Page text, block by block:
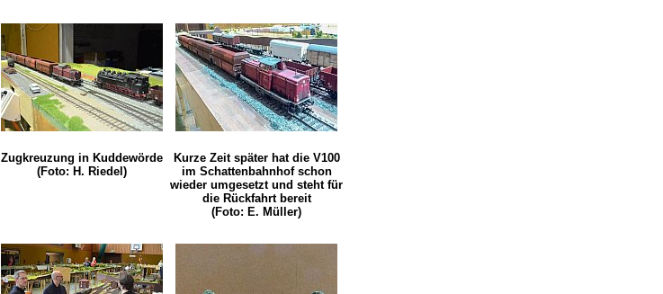
Zugkreuzung in Kuddewörde
(Foto: H. Riedel)
Kurze Zeit später hat die V100
im Schattenbahnhof schon
wieder umgesetzt und steht für
die Rückfahrt bereit
(Foto: E. Müller)